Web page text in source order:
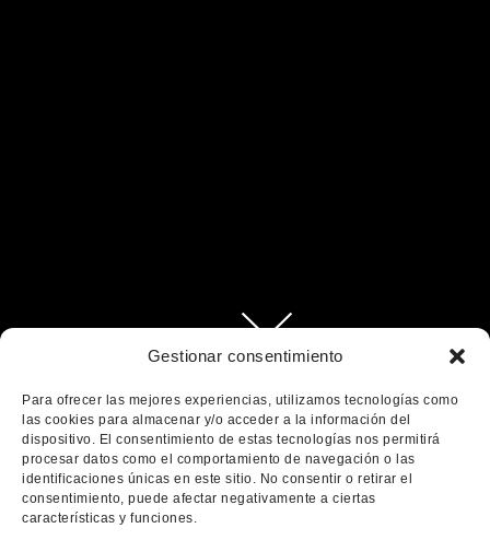
Gestionar consentimiento
Para ofrecer las mejores experiencias, utilizamos tecnologías como
las cookies para almacenar y/o acceder a la información del
dispositivo. El consentimiento de estas tecnologías nos permitirá
procesar datos como el comportamiento de navegación o las
identificaciones únicas en este sitio. No consentir o retirar el
consentimiento, puede afectar negativamente a ciertas
características y funciones.
Latest
news